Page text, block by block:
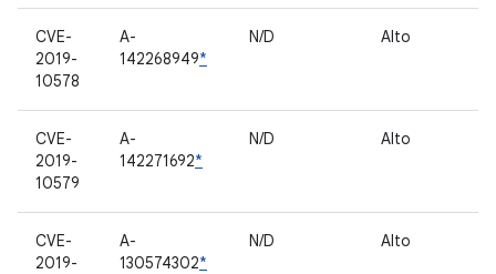
CVE-
2019-
10578
A-
142268949*
N/D Alto
CVE-
2019-
10579
A-
142271692*
N/D Alto
CVE-
2019-
A-
130574302*
N/D Alto